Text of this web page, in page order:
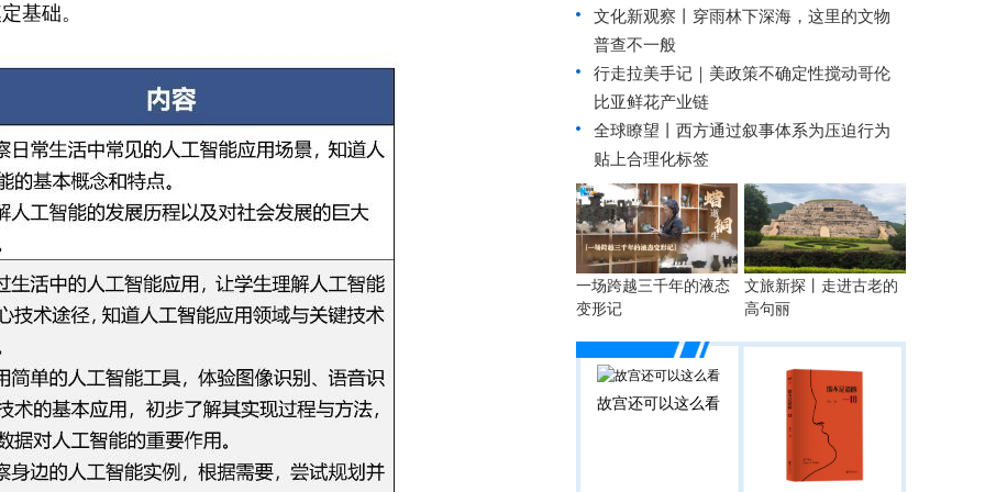
基础。 文化新观察丨 穿雨林下深海，这里的文物
普查不一般
行走拉美手记｜美政策不确定性搅动哥伦
比亚鲜花产业链
全球瞭望丨西方通过叙事体系为压迫行为
贴上合理化标签
一场跨越三千年的液态
变形记
文旅新探丨走进古老的
高句丽
故宫还可以这么看